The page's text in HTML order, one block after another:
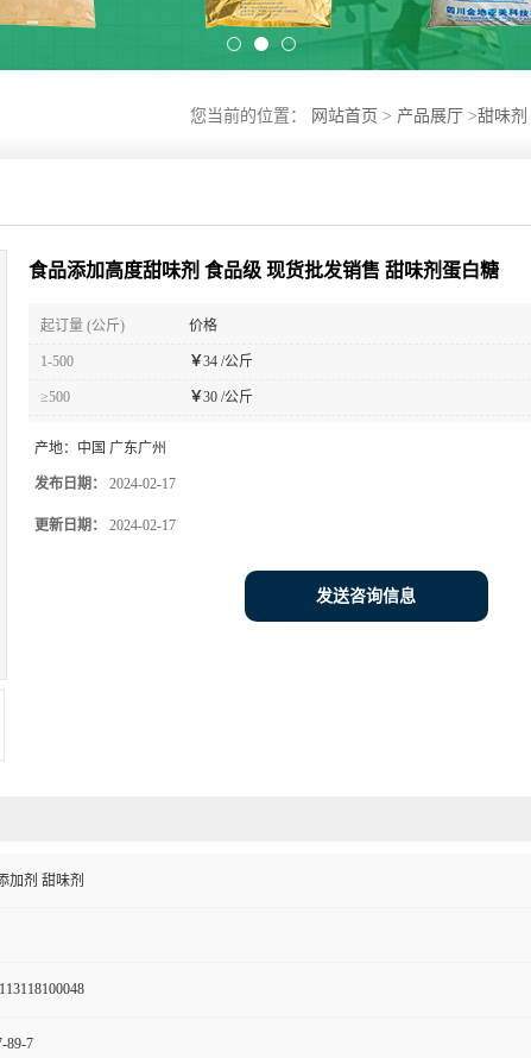
您当前的位置： 网站首页 > 产品展厅 >甜味剂
食品添加高度甜味剂 食品级 现货批发销售 甜味剂蛋白糖
起订量 (公斤) 价格
1-500 ￥34 /公斤
≥500 ￥30 /公斤
产地： 中国 广东广州
发布日期： 2024-02-17
更新日期： 2024-02-17
发送咨询信息
加剂 甜味剂
89-7